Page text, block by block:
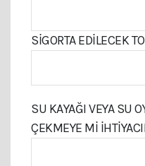
SIGORTA EDILECEK
SU KAYAĞI VEYA SU
ÇEKMEYE MI